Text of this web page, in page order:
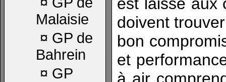
Malaisie
¤ GP de
Bahrein
¤ GP
doivent
bon
et